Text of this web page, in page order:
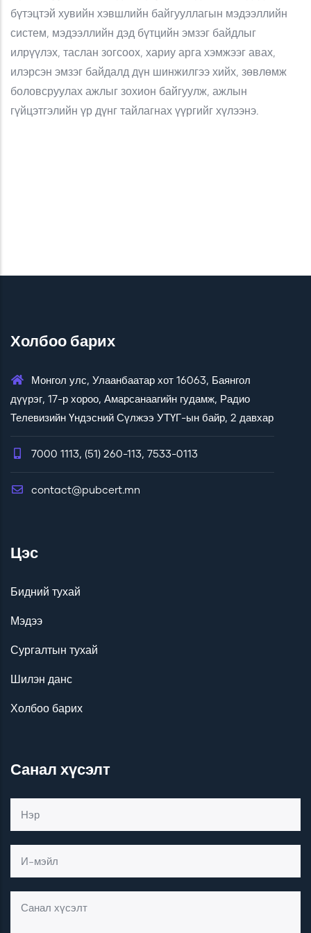
бүтэцтэй хувийн хэвшлийн байгууллагын мэдээллийн
систем, мэдээллийн дэд бүтцийн эмзэг байдлыг
илрүүлэх, таслан зогсоох, хариу арга хэмжээг авах,
илэрсэн эмзэг байдалд дүн шинжилгээ хийх, зөвлөмж
боловсруулах ажлыг зохион байгуулж, ажлын
гүйцэтгэлийн үр дүнг тайлагнах үүргийг хүлээнэ.
Холбоо барих
Монгол улс, Улаанбаатар хот 16063, Баянгол
дүүрэг, 17-р хороо, Амарсанаагийн гудамж, Радио
Телевизийн Үндэсний Сүлжээ УТҮГ-ын байр, 2 давхар
7000 1113, (51) 260-113, 7533-0113
contact@pubcert.mn
Цэс
Бидний тухай
Мэдээ
Сургалтын тухай
Шилэн данс
Холбоо барих
Санал хүсэлт